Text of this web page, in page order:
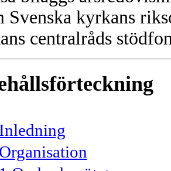
Svenska kyrkans
centralråds